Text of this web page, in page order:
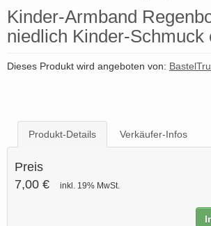
Kinder-Armband
niedlich Kinder-Schmuck
Dieses Produkt wird angeboten von:
Produkt-Details Verkäufer-Infos
Preis
7,00 €
inkl. 19% MwSt.